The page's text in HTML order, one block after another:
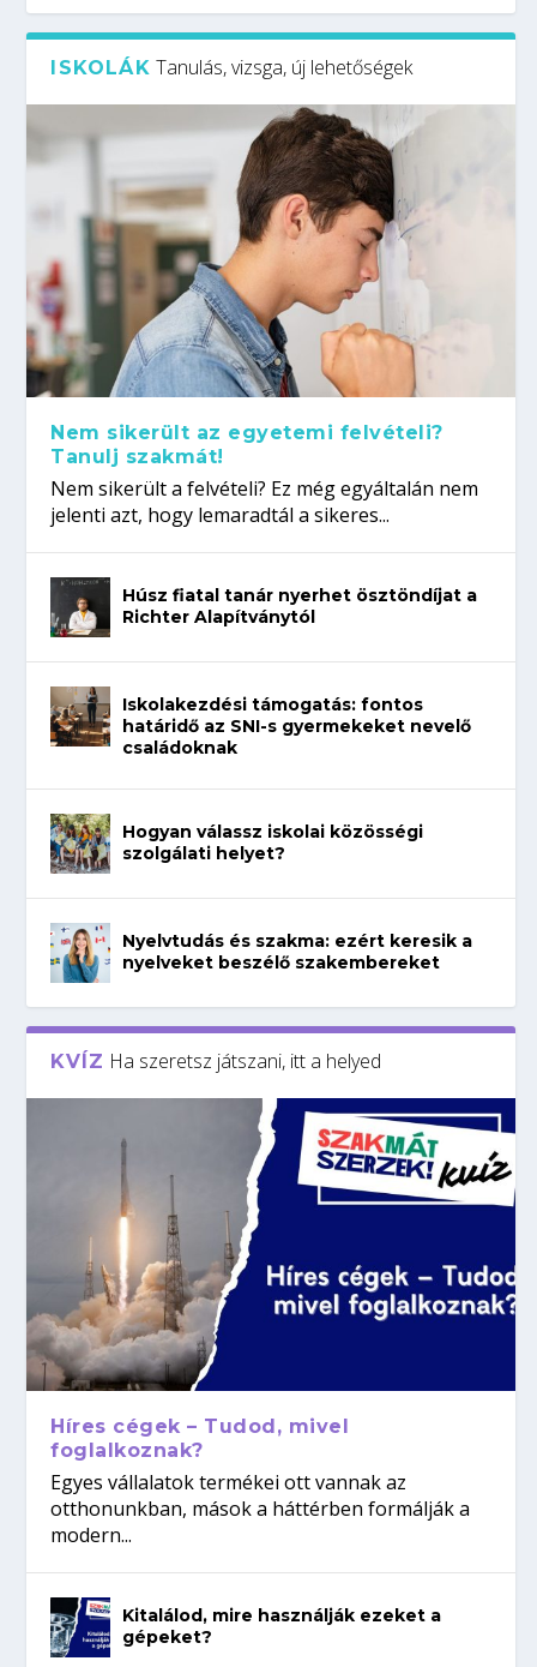
ISKOLÁK Tanulás, vizsga, új lehetőségek
Nem sikerült az egyetemi felvételi?
Tanulj szakmát!
Nem sikerült a felvételi? Ez még egyáltalán nem
jelenti azt, hogy lemaradtál a sikeres...
Húsz fiatal tanár nyerhet ösztöndíjat a
Richter Alapítványtól
Iskolakezdési támogatás: fontos
határidő az SNI-s gyermekeket nevelő
családoknak
Hogyan válassz iskolai közösségi
szolgálati helyet?
Nyelvtudás és szakma: ezért keresik a
nyelveket beszélő szakembereket
KVÍZ Ha szeretsz játszani, itt a helyed
Híres cégek – Tudod, mivel
foglalkoznak?
Egyes vállalatok termékei ott vannak az
otthonunkban, mások a háttérben formálják a
modern...
Kitalálod, mire használják ezeket a
gépeket?